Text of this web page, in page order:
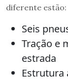
diferente estão:
Seis
Tração e
estrada
Estrutura